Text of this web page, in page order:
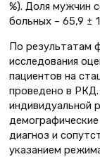
%). Доля мужчин
больных – 65,9 ±
По результатам
исследования
пациентов на
проведено в
индивидуальной
диагноз и
указанием